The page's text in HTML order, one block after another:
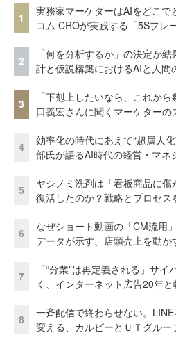
1
実務家マーケターはAIをどこで
コム CROが実践する「5Sフレ
2
「何を分析するか」の決定が
計と仮説構築におけるAIと人間
3
「下剋上したいなら、これか
口義宏さんに聞くマーケターの
4
効率化の時代にあえて“超属人
部氏が語るAI時代の経営・マネ
5
ヤシノミ洗剤は「看板商品に
復活したのか？戦略とプロセス
6
なぜショート動画の「CM流用
データが示す、店頭売上を動か
7
「“分業”は再定義される」サ
く、インターネット広告20年と
8
一斉配信で終わらせない。
変える、カルビーとＵＴグルー